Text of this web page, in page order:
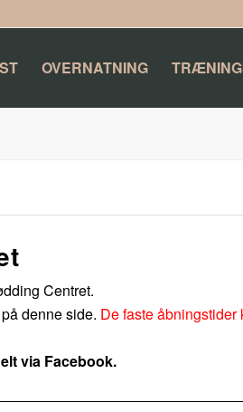
OVERNATNING
Centret.
denne side. De faste åbningstider
via Facebook.